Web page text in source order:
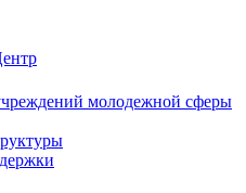
молодежной сферы